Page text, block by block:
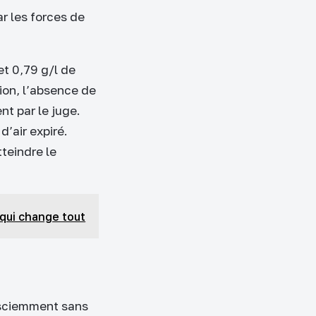
les forces de
0,79 g/l de
l’absence de
par le juge.
expiré.
le
change tout
sans